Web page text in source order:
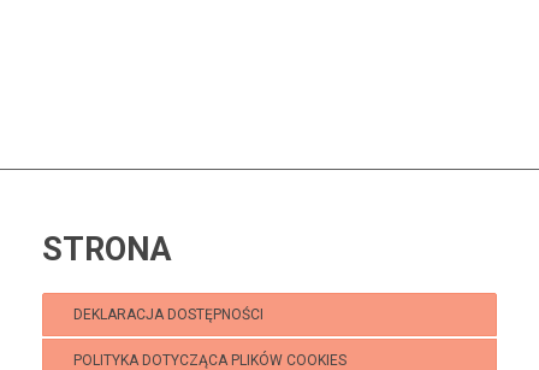
STRONA
DEKLARACJA DOSTĘPNOŚCI
POLITYKA DOTYCZĄCA PLIKÓW COOKIES